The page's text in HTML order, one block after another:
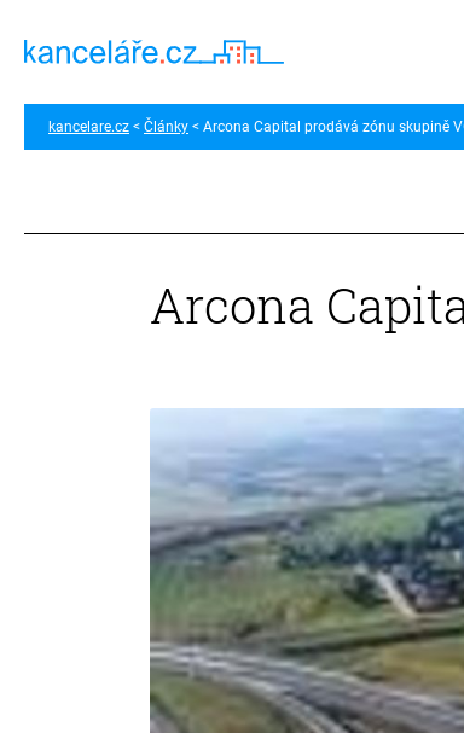
kancelare.cz Články Arcona Capital prodává zónu skupině
Arcona